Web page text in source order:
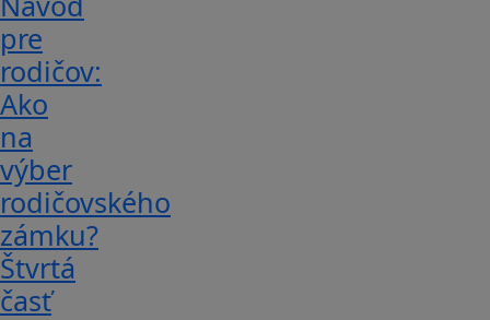
pre
rodičov:
Ako
na
výber
rodičovského
zámku?
Štvrtá
časť